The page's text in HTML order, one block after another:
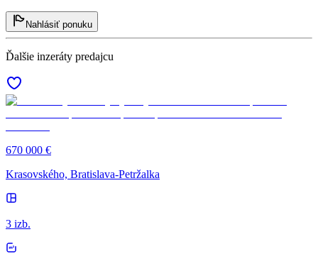
Nahlásiť ponuku
Ďalšie inzeráty predajcu
670 000 €
Krasovského, Bratislava-Petržalka
3 izb.